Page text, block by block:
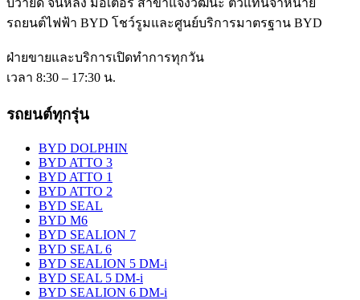
บีวายดี จินหลง มอเตอร์ สาขาแจ้งวัฒนะ ตัวแทนจำหน่าย
รถยนต์ไฟฟ้า BYD โชว์รูมและศูนย์บริการมาตรฐาน BYD
ฝ่ายขายและบริการเปิดทำการทุกวัน
เวลา 8:30 – 17:30 น.
รถยนต์ทุกรุ่น
BYD DOLPHIN
BYD ATTO 3
BYD ATTO 1
BYD ATTO 2
BYD SEAL
BYD M6
BYD SEALION 7
BYD SEAL 6
BYD SEALION 5 DM-i
BYD SEAL 5 DM-i
BYD SEALION 6 DM-i